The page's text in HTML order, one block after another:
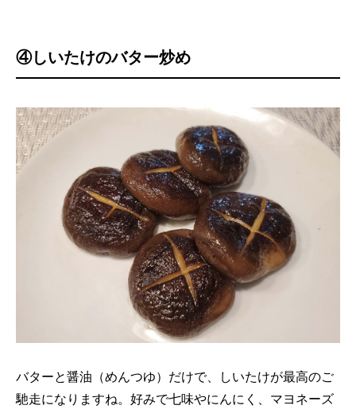
④しいたけのバター炒め
バターと醤油（めんつゆ）だけで、しいたけが最高のご
馳走になりますね。好みで七味やにんにく、マヨネーズ